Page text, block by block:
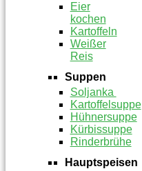
Eier
kochen
Kartoffeln
Weißer
Reis
Suppen
Soljanka
Kartoffelsuppe
Hühnersuppe
Kürbissuppe
Rinderbrühe
Hauptspeisen